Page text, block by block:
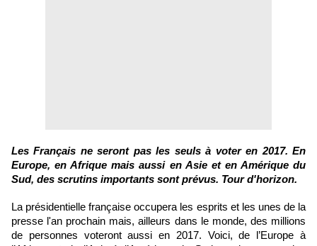
Les Français ne seront pas les seuls à voter en 2017. En
Europe, en Afrique mais aussi en Asie et en Amérique du
Sud, des scrutins importants sont prévus. Tour d'horizon.
La présidentielle françaiseoccupera les esprits et les unes de la
presse l'an prochain mais, ailleurs dans le monde, des millions
de personnes voteront aussi en 2017. Voici, de l’Europe à